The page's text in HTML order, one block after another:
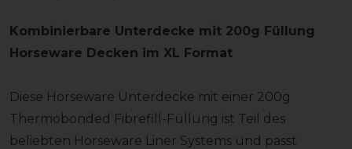
Kombinierbare Unterdecke mit 200g Füllung
Horseware Decken im XL Format
Diese Horseware Unterdecke mit einer 200g
Thermobonded Fibrefill-Füllung ist Teil des
beliebten Horseware Liner Systems und passt